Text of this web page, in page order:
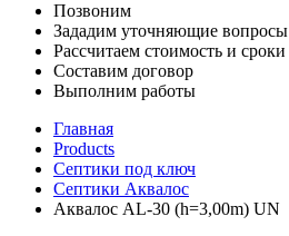
Позвоним
Зададим уточняющие вопросы
Рассчитаем стоимость и сроки
Составим договор
Выполним работы
Главная
Products
Септики под ключ
Септики Аквалос
Аквалос AL-30 (h=3,00m) UN